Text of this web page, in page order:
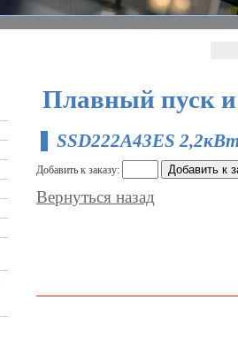
Плавный пуск и
SSD222A43ES
Добавить к заказу:
Вернуться назад